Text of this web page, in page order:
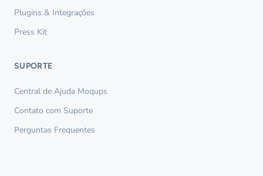
Plugins & Integrações
Press Kit
SUPORTE
Central de Ajuda Moqups
Contato com Suporte
Perguntas Frequentes